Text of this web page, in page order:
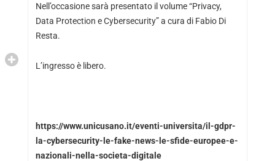
Nell’occasione sarà presentato il volume “Privacy,
Data Protection e Cybersecurity” a cura di Fabio Di
Resta.
L’ingresso è libero.
https://www.unicusano.it/eventi-universita/il-gdpr-
la-cybersecurity-le-fake-news-le-sfide-europee-e-
nazionali-nella-societa-digitale